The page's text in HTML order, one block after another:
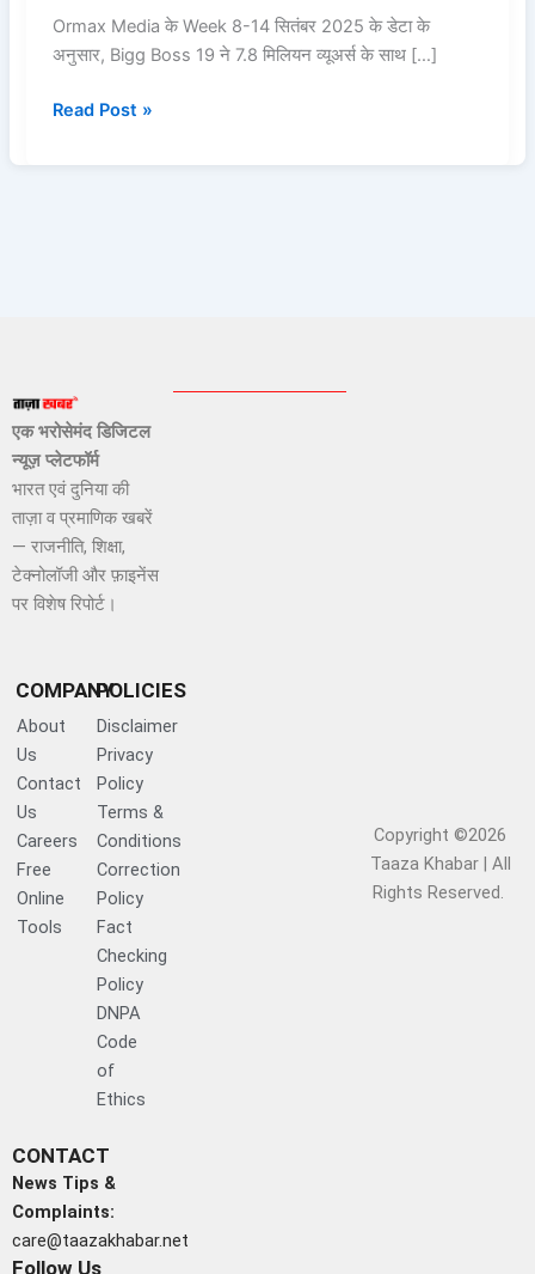
Ormax Media के Week 8-14 सितंबर 2025 के डेटा के
अनुसार, Bigg Boss 19 ने 7.8 मिलियन व्यूअर्स के साथ […]
Read Post »
एक भरोसेमंद डिजिटल
न्यूज़ प्लेटफॉर्म
भारत एवं दुनिया की
ताज़ा व प्रमाणिक खबरें
— राजनीति, शिक्षा,
टेक्नोलॉजी और फ़ाइनेंस
पर विशेष रिपोर्ट।
COMPANY
About
Us
Contact
Us
Careers
Free
Online
Tools
POLICIES
Disclaimer
Privacy
Policy
Terms &
Conditions
Correction
Policy
Fact
Checking
Policy
DNPA
Code
of
Ethics
CONTACT
News Tips &
Complaints:
care@taazakhabar.net
Follow Us
Copyright ©2026
Taaza Khabar | All
Rights Reserved.​